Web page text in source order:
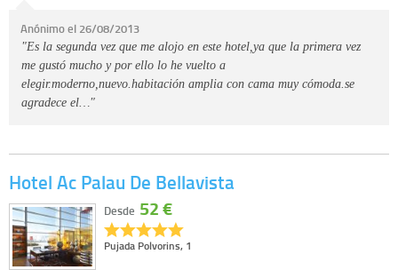
Anónimo el 26/08/2013
"Es la segunda vez que me alojo en este hotel,ya que la primera vez
me gustó mucho y por ello lo he vuelto a
elegir.moderno,nuevo.habitación amplia con cama muy cómoda.se
agradece el…"
Hotel Ac Palau De Bellavista
Pujada Polvorins, 1
Desde 52 €